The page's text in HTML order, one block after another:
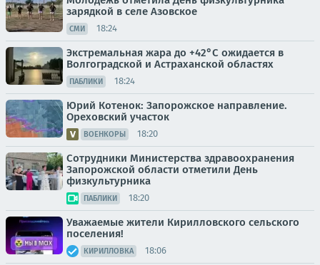
зарядкой в селе Азовское
СМИ 18:24
Экстремальная жара до +42°C ожидается в
Волгоградской и Астраханской областях
ПАБЛИКИ 18:24
Юрий Котенок: Запорожское направление.
Ореховский участок
ВОЕНКОРЫ 18:20
Сотрудники Министерства здравоохранения
Запорожской области отметили День
физкультурника
ПАБЛИКИ 18:20
Уважаемые жители Кирилловского сельского
поселения!
КИРИЛЛОВКА 18:06